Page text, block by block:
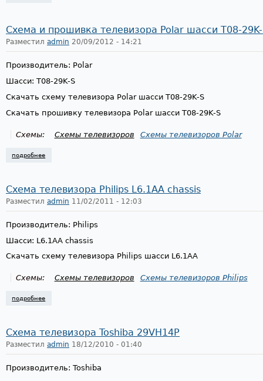
Схема и прошивка телевизора Polar шасси T08-29K-
Разместил admin 20/09/2012 - 14:21
Производитель: Polar
Шасси: T08-29K-S
Скачать схему телевизора Polar шасси T08-29K-S
Скачать прошивку телевизора Polar шасси T08-29K-S
Схемы: Схемы телевизоров Схемы телевизоров Polar
подробнее
Схема телевизора Philips L6.1AA chassis
Разместил admin 11/02/2011 - 12:03
Производитель: Philips
Шасси: L6.1AA chassis
Скачать схему телевизора Philips шасси L6.1AA
Схемы: Схемы телевизоров Схемы телевизоров Philips
подробнее
Схема телевизора Toshiba 29VH14P
Разместил admin 18/12/2010 - 01:40
Производитель: Toshiba